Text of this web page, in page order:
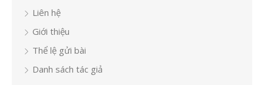
Liên hệ
Giới thiệu
Thể lệ gửi bài
Danh sách tác giả